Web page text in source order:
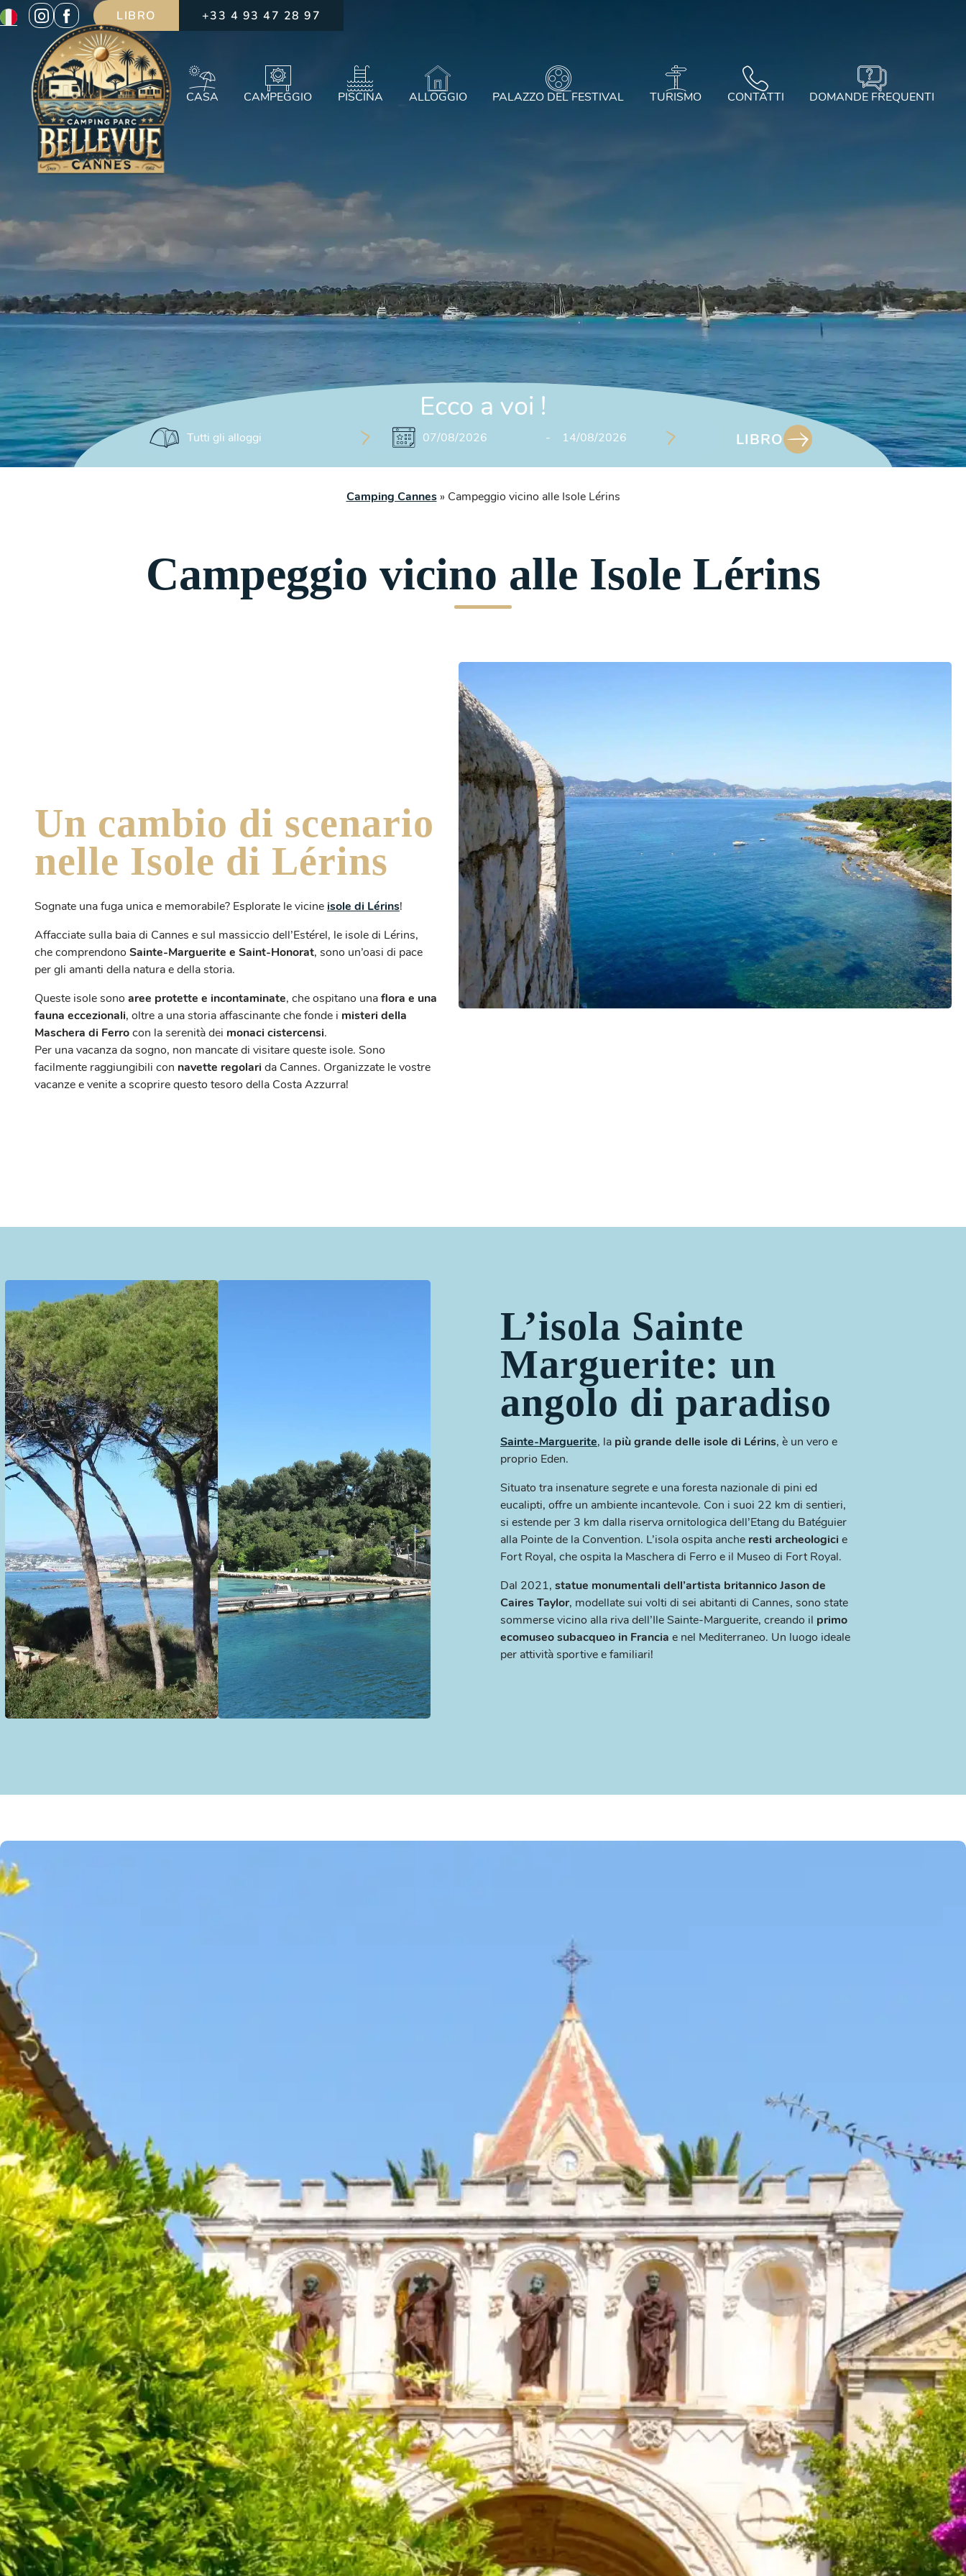
LIBRO +33 4 93 47 28 97
CASA CAMPEGGIO PISCINA ALLOGGIO PALAZZO DEL FESTIVAL TURISMO CONTATTI DOMANDE FREQUENTI
Ecco a voi !
LIBRO
Camping Cannes» Campeggio vicino alle Isole Lérins
Campeggio vicino alle Isole Lérins
Un cambio di scenario
nelle Isole di Lérins
Sognate una fuga unica e memorabile? Esplorate le vicine isole di Lérins!
Affacciate sulla baia di Cannes e sul massiccio dell’Estérel, le isole di Lérins,
che comprendono Sainte-Marguerite e Saint-Honorat, sono un’oasi di pace
per gli amanti della natura e della storia.
Queste isole sono aree protette e incontaminate, che ospitano unaflora e una
fauna eccezionali, oltre a una storia affascinante che fonde i misteri della
Maschera di Ferrocon la serenità dei monaci cistercensi.
Per una vacanza da sogno, non mancate di visitare queste isole. Sono
facilmente raggiungibili con navette regolari da Cannes. Organizzate le vostre
vacanze e venite a scoprire questo tesoro della Costa Azzurra!
L’isola Sainte
Marguerite: un
angolo di paradiso
Sainte-Marguerite, la più grande delle isole di Lérins, è un vero e
proprio Eden.
Situato tra insenature segrete e una foresta nazionale di pini ed
eucalipti, offre un ambiente incantevole. Con i suoi 22 km di sentieri,
si estende per 3 km dalla riserva ornitologica dell’Etang du Batéguier
alla Pointe de la Convention. L’isola ospita anche resti archeologici e
Fort Royal, che ospita la Maschera di Ferro e il Museo di Fort Royal.
Dal 2021, statue monumentali dell’artista britannico Jason de
Caires Taylor, modellate sui volti di sei abitanti di Cannes, sono state
sommerse vicino alla riva dell’Ile Sainte-Marguerite, creando il primo
ecomuseo subacqueo in Francia e nel Mediterraneo. Un luogo ideale
per attività sportive e familiari!